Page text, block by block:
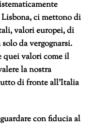
ci mettono di
valori europei, di
da vergognarsi.
quei valori come il
la nostra
di fronte all’Italia
con fiducia al